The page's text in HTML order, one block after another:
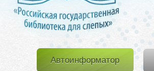
Автоинформатор